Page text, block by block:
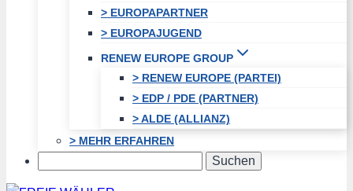
> EUROPAPARTNER
> EUROPAJUGEND
RENEW EUROPE GROUP
> RENEW EUROPE (PARTEI)
> EDP / PDE (PARTNER)
> ALDE (ALLIANZ)
> MEHR ERFAHREN